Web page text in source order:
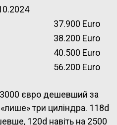
37.900 Euro
38.200 Euro
40.500 Euro
56.200 Euro
3000 євро дешевший за
три циліндра. 118d
120d навіть на 2500